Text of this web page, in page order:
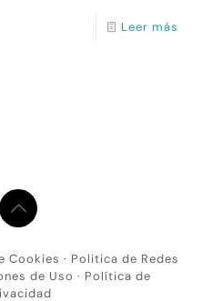
Leer más
Cookies · Politica de Redes
de Uso · Política de